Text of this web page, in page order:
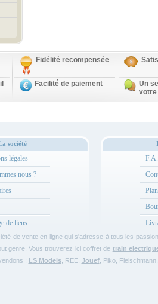
Fidélité recompensée
Facilité de paiement
Un
votre
société
légales
nous ?
de liens
de vente en ligne qui s'adresse à tous les
genre. Vous trouverez ici coffret de train
: LS Models, REE, Jouef, Piko,